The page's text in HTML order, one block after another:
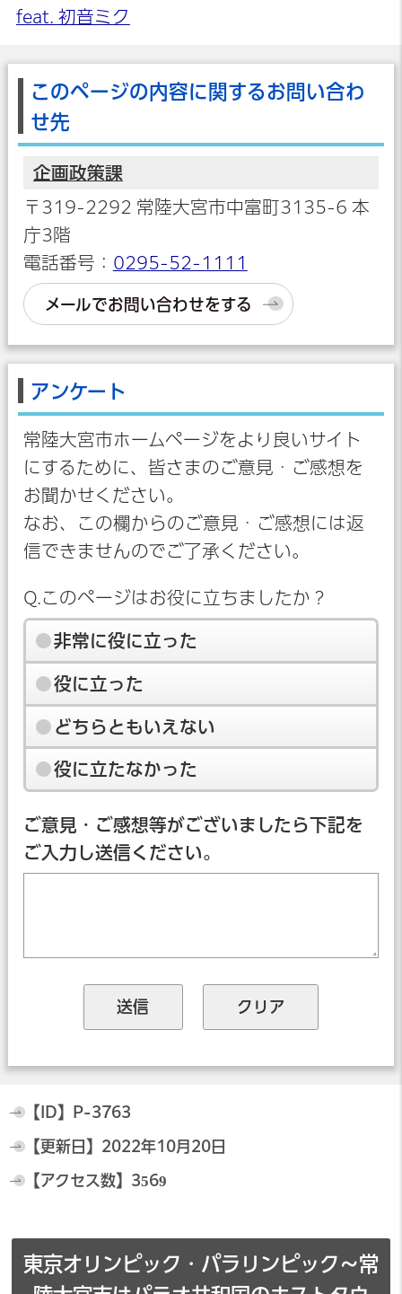
feat. 初音ミク
このページの内容に関するお問い合わ
せ先
企画政策課
〒319-2292 常陸大宮市中富町3135-6 本
庁3階
電話番号： 0295-52-1111
メールでお問い合わせをする
アンケート
常陸大宮市ホームページをより良いサイト
にするために、皆さまのご意見・ご感想を
お聞かせください。
なお、この欄からのご意見・ご感想には返
信できませんのでご了承ください。
Q.このページはお役に立ちましたか？
非常に役に立った
役に立った
どちらともいえない
役に立たなかった
ご意見・ご感想等がございましたら下記を
ご入力し送信ください。
【ID】 P-3763
【更新日】 2022年10月20日
【アクセス数】 3569
東京オリンピック・パラリンピック～常